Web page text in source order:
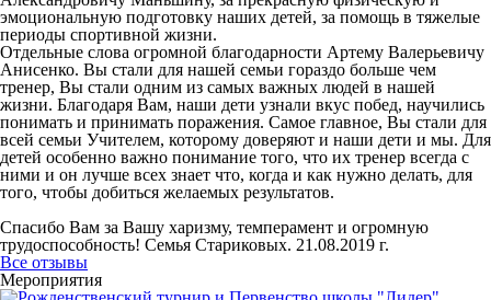
эмоциональную подготовку наших детей, за помощь в тяжелые
периоды спортивной жизни.
Отдельные слова огромной благодарности Артему Валерьевичу
Анисенко. Вы стали для нашей семьи гораздо больше чем
тренер, Вы стали одним из самых важных людей в нашей
жизни. Благодаря Вам, наши дети узнали вкус побед, научились
понимать и принимать поражения. Самое главное, Вы стали для
всей семьи Учителем, которому доверяют и наши дети и мы. Для
детей особенно важно понимание того, что их тренер всегда с
ними и он лучше всех знает что, когда и как нужно делать, для
того, чтобы добиться желаемых результатов.
Спасибо Вам за Вашу харизму, темперамент и огромную
трудоспособность! Семья Стариковых. 21.08.2019 г.
Все отзывы
Мероприятия